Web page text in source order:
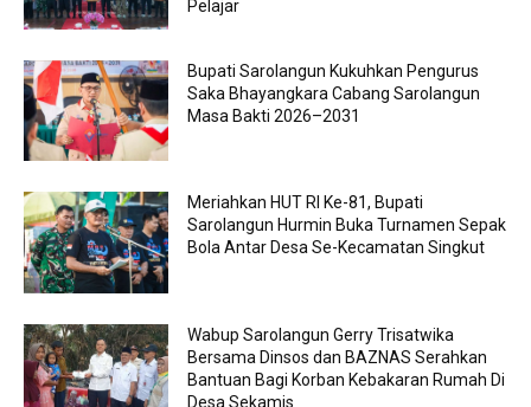
Pelajar
Bupati Sarolangun Kukuhkan Pengurus
Saka Bhayangkara Cabang Sarolangun
Masa Bakti 2026–2031
Meriahkan HUT RI Ke-81, Bupati
Sarolangun Hurmin Buka Turnamen Sepak
Bola Antar Desa Se-Kecamatan Singkut
Wabup Sarolangun Gerry Trisatwika
Bersama Dinsos dan BAZNAS Serahkan
Bantuan Bagi Korban Kebakaran Rumah Di
Desa Sekamis